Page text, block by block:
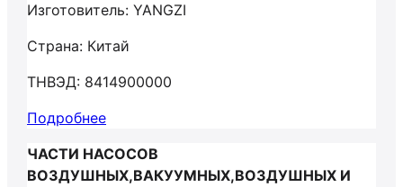
Изготовитель: YANGZI
Страна: Китай
ТНВЭД: 8414900000
Подробнее
ЧАСТИ НАСОСОВ
ВОЗДУШНЫХ,ВАКУУМНЫХ,ВОЗДУШНЫХ И